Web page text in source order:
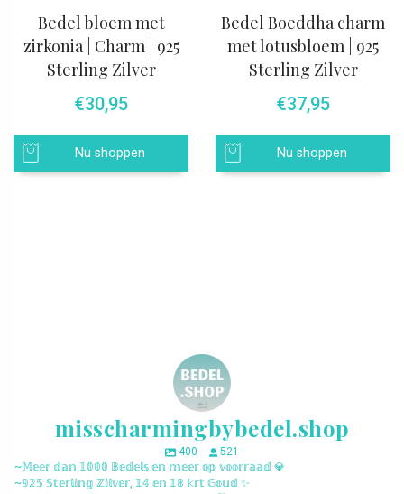
Bedel bloem met
zirkonia | Charm | 925
Sterling Zilver
€30,95
Nu shoppen
Bedel Boeddha charm
met lotusbloem | 925
Sterling Zilver
€37,95
Nu shoppen
misscharmingbybedel.shop
400
521
~𝕄𝕖𝕖𝕣 𝕕𝕒𝕟 𝟙𝟘𝟘𝟘 𝔹𝕖𝕕𝕖𝕝𝕤 𝕖𝕟 𝕞𝕖𝕖𝕣 𝕠𝕡 𝕧𝕠𝕠𝕣𝕣𝕒𝕒𝕕 💎
~𝟡𝟚𝟝 𝕊𝕥𝕖𝕣𝕝𝕚𝕟𝕘 ℤ𝕚𝕝𝕧𝕖𝕣, 𝟙𝟜 𝕖𝕟 𝟙𝟠 𝕜𝕣𝕥 𝔾𝕠𝕦𝕕 ✨